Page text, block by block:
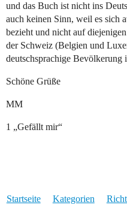
und das Buch ist nicht ins
auch keinen Sinn, weil es sich
bezieht und nicht auf
der Schweiz (Belgien und
deutschsprachige Bevölkerung
Schöne Grüße
MM
1 „Gefällt mir“
Startseite Kategorien